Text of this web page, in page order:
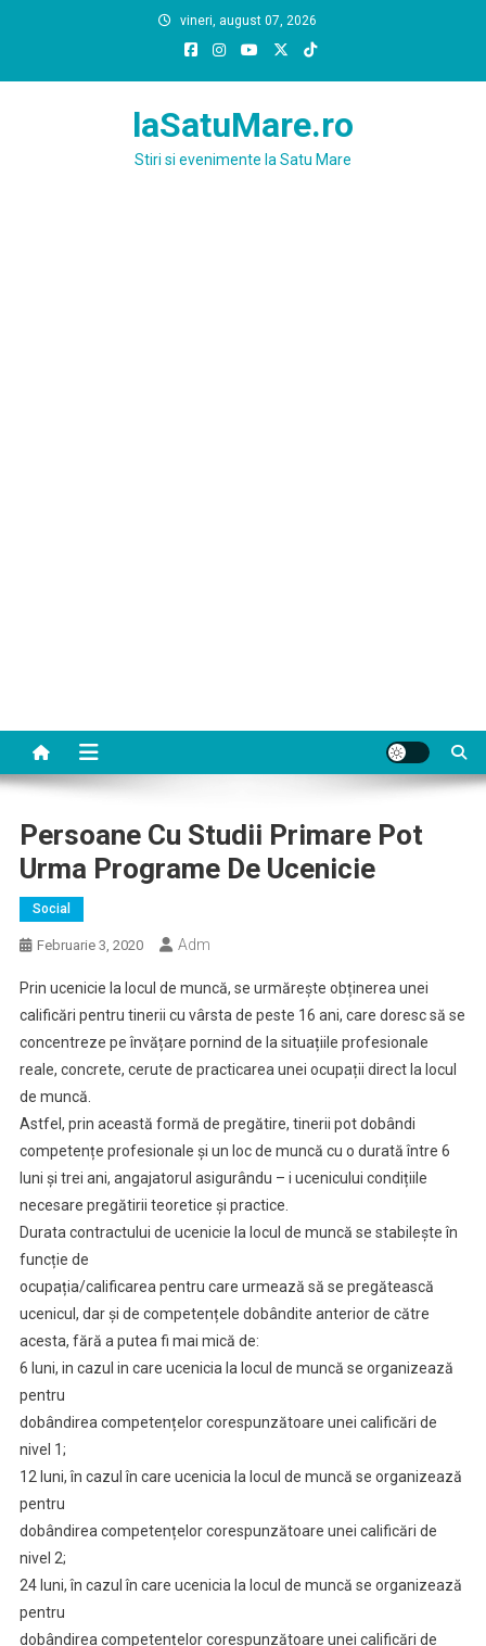
vineri, august 07, 2026
laSatuMare.ro
Stiri si evenimente la Satu Mare
Persoane Cu Studii Primare Pot
Urma Programe De Ucenicie
Social
Februarie 3, 2020 Adm
Prin ucenicie la locul de muncă, se urmărește obținerea unei
calificări pentru tinerii cu vârsta de peste 16 ani, care doresc să se
concentreze pe învățare pornind de la situațiile profesionale
reale, concrete, cerute de practicarea unei ocupații direct la locul
de muncă.
Astfel, prin această formă de pregătire, tinerii pot dobândi
competențe profesionale și un loc de muncă cu o durată între 6
luni și trei ani, angajatorul asigurându – i ucenicului condițiile
necesare pregătirii teoretice și practice.
Durata contractului de ucenicie la locul de muncă se stabilește în
funcție de
ocupația/calificarea pentru care urmează să se pregătească
ucenicul, dar și de competențele dobândite anterior de către
acesta, fără a putea fi mai mică de:
6 luni, in cazul in care ucenicia la locul de muncă se organizează
pentru
dobândirea competențelor corespunzătoare unei calificări de
nivel 1;
12 luni, în cazul în care ucenicia la locul de muncă se organizează
pentru
dobândirea competențelor corespunzătoare unei calificări de
nivel 2;
24 luni, în cazul în care ucenicia la locul de muncă se organizează
pentru
dobândirea competențelor corespunzătoare unei calificări de